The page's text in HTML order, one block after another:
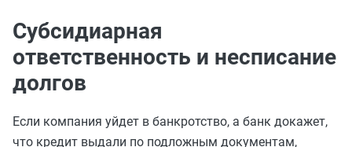
Субсидиарная
ответственность и несписание
долгов
Если компания уйдет в банкротство, а банк докажет,
что кредит выдали по подложным документам,